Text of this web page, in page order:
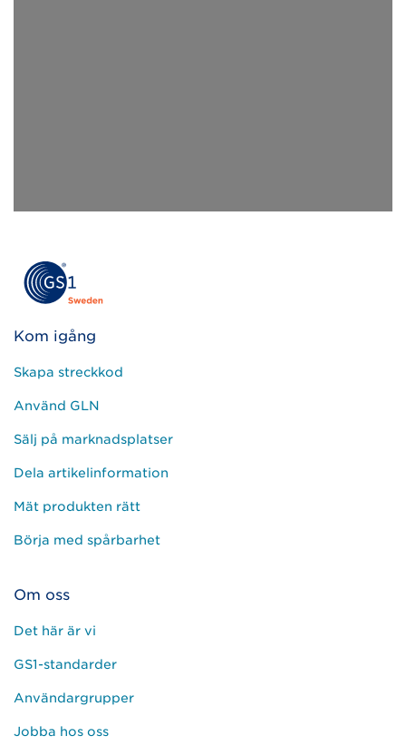
Kom igång
Skapa streckkod
Använd GLN
Sälj på marknadsplatser
Dela artikelinformation
Mät produkten rätt
Börja med spårbarhet
Om oss
Det här är vi
GS1-standarder
Användargrupper
Jobba hos oss